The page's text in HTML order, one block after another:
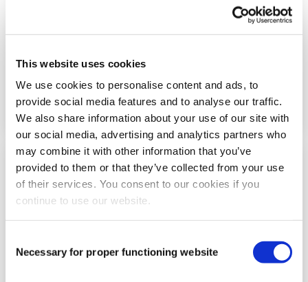
This website uses cookies
We use cookies to personalise content and ads, to
provide social media features and to analyse our traffic.
We also share information about your use of our site with
our social media, advertising and analytics partners who
may combine it with other information that you’ve
provided to them or that they’ve collected from your use
of their services. You consent to our cookies if you
continue to use our website.
Selection
Necessary for proper functioning website
Paso
4